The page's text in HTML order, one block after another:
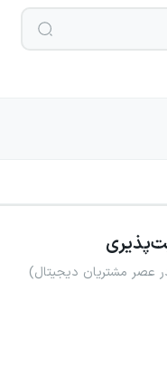
عصر مشتریان دیجیتال)